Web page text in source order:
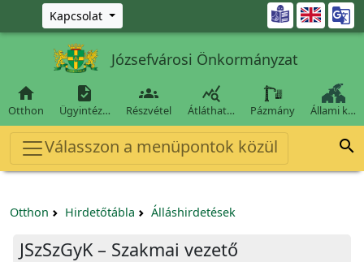
Ugrás a fő tartalomra
Kapcsolat 
Józsefvárosi Önkormányzat

Otthon

Ügyintéz…

Részvétel

Átláthat… Pázmány Állami k…
Válasszon a menüpontok közül 
Otthon Hirdetőtábla Álláshirdetések
JSzSzGyK – Szakmai vezető